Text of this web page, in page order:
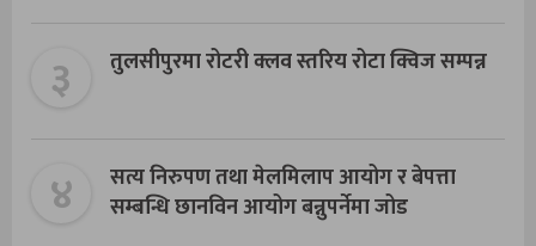
३ तुलसीपुरमा रोटरी क्लव स्तरिय रोटा क्विज सम्पन्न
४
सत्य निरुपण तथा मेलमिलाप आयोग र बेपत्ता
सम्बन्धि छानविन आयोग बन्नुपर्नेमा जोड